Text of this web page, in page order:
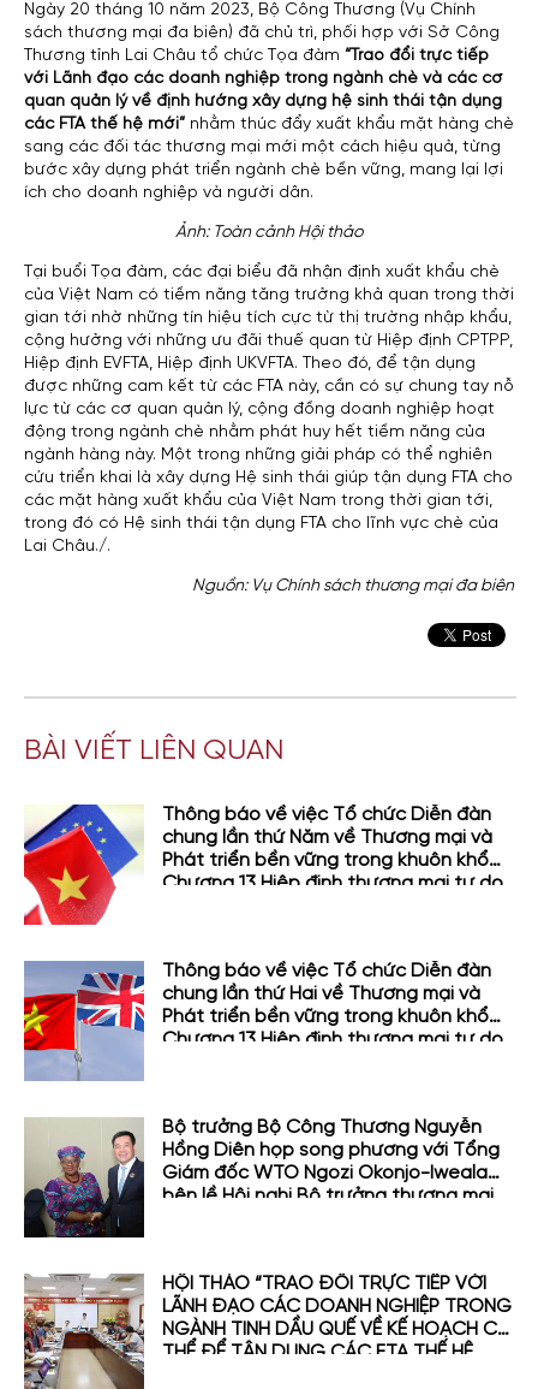
Ngày 20 tháng 10 năm 2023, Bộ Công Thương (Vụ Chính
sách thương mại đa biên) đã chủ trì, phối hợp với Sở Công
Thương tỉnh Lai Châu tổ chức Tọa đàm “Trao đổi trực tiếp
với Lãnh đạo các doanh nghiệp trong ngành chè và các cơ
quan quản lý về định hướng xây dựng hệ sinh thái tận dụng
các FTA thế hệ mới” nhằm thúc đẩy xuất khẩu mặt hàng chè
sang các đối tác thương mại mới một cách hiệu quả, từng
bước xây dựng phát triển ngành chè bền vững, mang lại lợi
ích cho doanh nghiệp và người dân.
Ảnh: Toàn cảnh Hội thảo
Tại buổi Tọa đàm, các đại biểu đã nhận định xuất khẩu chè
của Việt Nam có tiềm năng tăng trưởng khả quan trong thời
gian tới nhờ những tín hiệu tích cực từ thị trường nhập khẩu,
cộng hưởng với những ưu đãi thuế quan từ Hiệp định CPTPP,
Hiệp định EVFTA, Hiệp định UKVFTA. Theo đó, để tận dụng
được những cam kết từ các FTA này, cần có sự chung tay nỗ
lực từ các cơ quan quản lý, cộng đồng doanh nghiệp hoạt
động trong ngành chè nhằm phát huy hết tiềm năng của
ngành hàng này. Một trong những giải pháp có thể nghiên
cứu triển khai là xây dựng Hệ sinh thái giúp tận dụng FTA cho
các mặt hàng xuất khẩu của Việt Nam trong thời gian tới,
trong đó có Hệ sinh thái tận dụng FTA cho lĩnh vực chè của
Lai Châu./.
Nguồn: Vụ Chính sách thương mại đa biên
BÀI VIẾT LIÊN QUAN
Thông báo về việc Tổ chức Diễn đàn
chung lần thứ Năm về Thương mại và
Phát triển bền vững trong khuôn khổ
Chương 13 Hiệp định thương mại tự do
Thông báo về việc Tổ chức Diễn đàn
chung lần thứ Hai về Thương mại và
Phát triển bền vững trong khuôn khổ
Chương 13 Hiệp định thương mại tự do
Bộ trưởng Bộ Công Thương Nguyễn
Hồng Diên họp song phương với Tổng
Giám đốc WTO Ngozi Okonjo-Iweala
bên lề Hội nghị Bộ trưởng thương mại
HỘI THẢO “TRAO ĐỔI TRỰC TIẾP VỚI
LÃNH ĐẠO CÁC DOANH NGHIỆP TRONG
NGÀNH TINH DẦU QUẾ VỀ KẾ HOẠCH CỤ
THỂ ĐỂ TẬN DỤNG CÁC FTA THẾ HỆ